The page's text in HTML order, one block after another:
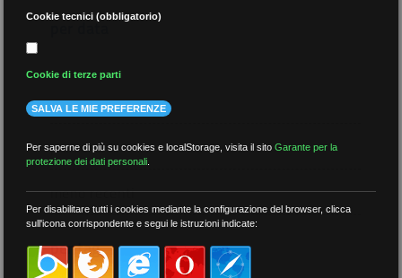
per data
più recenti
meno recenti
per tag
Cookie tecnici (obbligatorio)
Cookie di terze parti
SALVA LE MIE PREFERENZE
Per saperne di più su cookies e localStorage, visita il sitoGarante per la
protezione dei dati personali
Per disabilitare tutti i cookies mediante la configurazione del browser, clicca
sull'icona corrispondente e segui le istruzioni indicate: